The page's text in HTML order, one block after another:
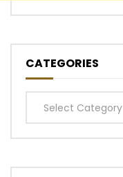
CATEGORIES
Categories